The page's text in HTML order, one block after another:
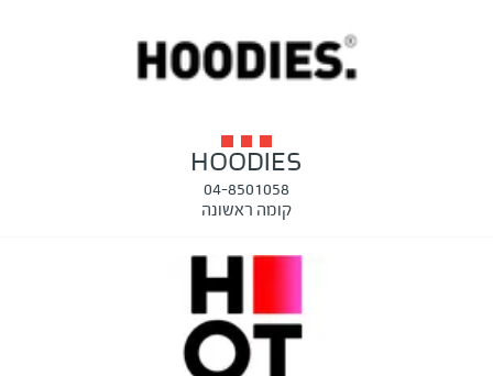
HOODIES
04-8501058
קומה ראשונה